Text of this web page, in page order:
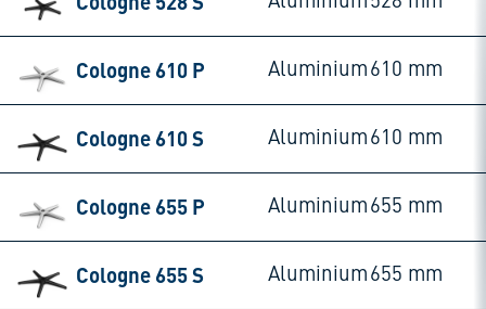
Cologne 610 P Aluminium 610 mm
Cologne 610 S Aluminium 610 mm
Cologne 655 P Aluminium 655 mm
Cologne 655 S Aluminium 655 mm